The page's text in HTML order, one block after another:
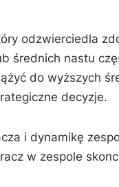
odzwierciedla
średnich nastu
do wyższych
decyzje.
i dynamikę
w zespole